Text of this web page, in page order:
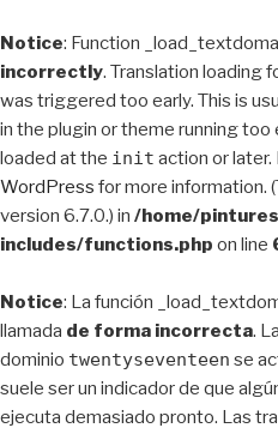
Notice: Function
incorrectly. Translation loading
was triggered too early. This is
in the plugin or theme running too
loaded at the init action or later.
WordPress for more information.
version 6.7.0.) in /home/
includes/functions.php on line
Notice: La función
llamada de forma incorrecta.
dominio twentyseventeen se
suele ser un indicador de que
ejecuta demasiado pronto. Las